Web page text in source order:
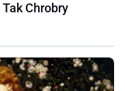
Tak Chrobry